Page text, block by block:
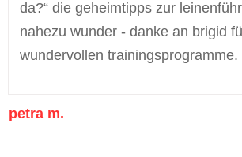
da?“ die geheimtipps zur
nahezu wunder - danke an brigid
wundervollen trainingsprogramme.
petra m.